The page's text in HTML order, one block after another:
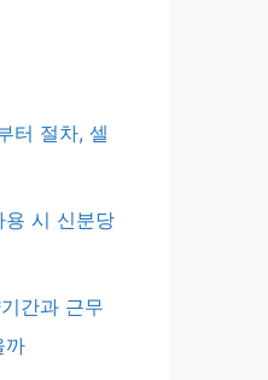
터 절차, 셀
용 시 신분당
간과 근무
까